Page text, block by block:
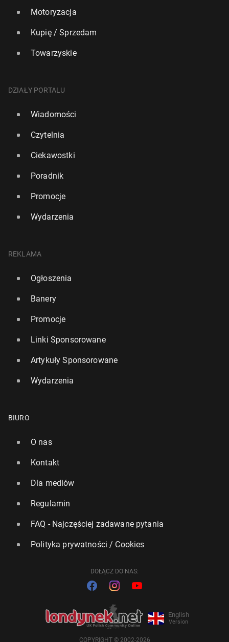
Motoryzacja
Kupię / Sprzedam
Towarzyskie
DZIAŁY PORTALU
Wiadomości
Czytelnia
Ciekawostki
Poradnik
Promocje
Wydarzenia
REKLAMA
Ogłoszenia
Banery
Promocje
Linki Sponsorowane
Artykuły Sponsorowane
Wydarzenia
BIURO
O nas
Kontakt
Dla mediów
Regulamin
FAQ - Najczęściej zadawane pytania
Polityka prywatności / Cookies
DOŁĄCZ DO NAS:
English
Version
COPYRIGHT © 2002-2026